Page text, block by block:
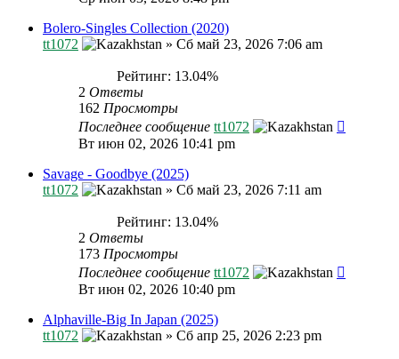
Bolero-Singles Collection (2020)
tt1072
» Сб май 23, 2026 7:06 am
Рейтинг: 13.04%
2 Ответы
162 Просмотры
Последнее сообщение tt1072
Вт июн 02, 2026 10:41 pm
Savage - Goodbye (2025)
tt1072
» Сб май 23, 2026 7:11 am
Рейтинг: 13.04%
2 Ответы
173 Просмотры
Последнее сообщение tt1072
Вт июн 02, 2026 10:40 pm
Alphaville-Big In Japan (2025)
tt1072
» Сб апр 25, 2026 2:23 pm